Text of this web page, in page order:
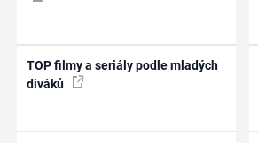
TOP filmy a seriály podle mladých
diváků